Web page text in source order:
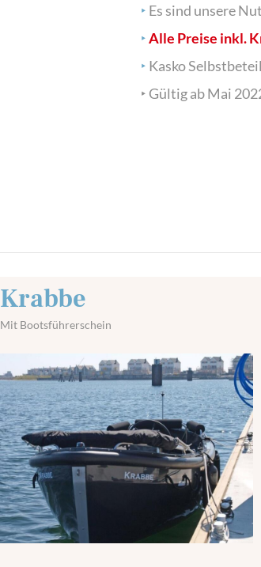
‣ Es sind unsere
‣Alle Preise inkl.
‣ Kasko
‣ Gültig ab Mai
Krabbe
Mit Bootsführerschein